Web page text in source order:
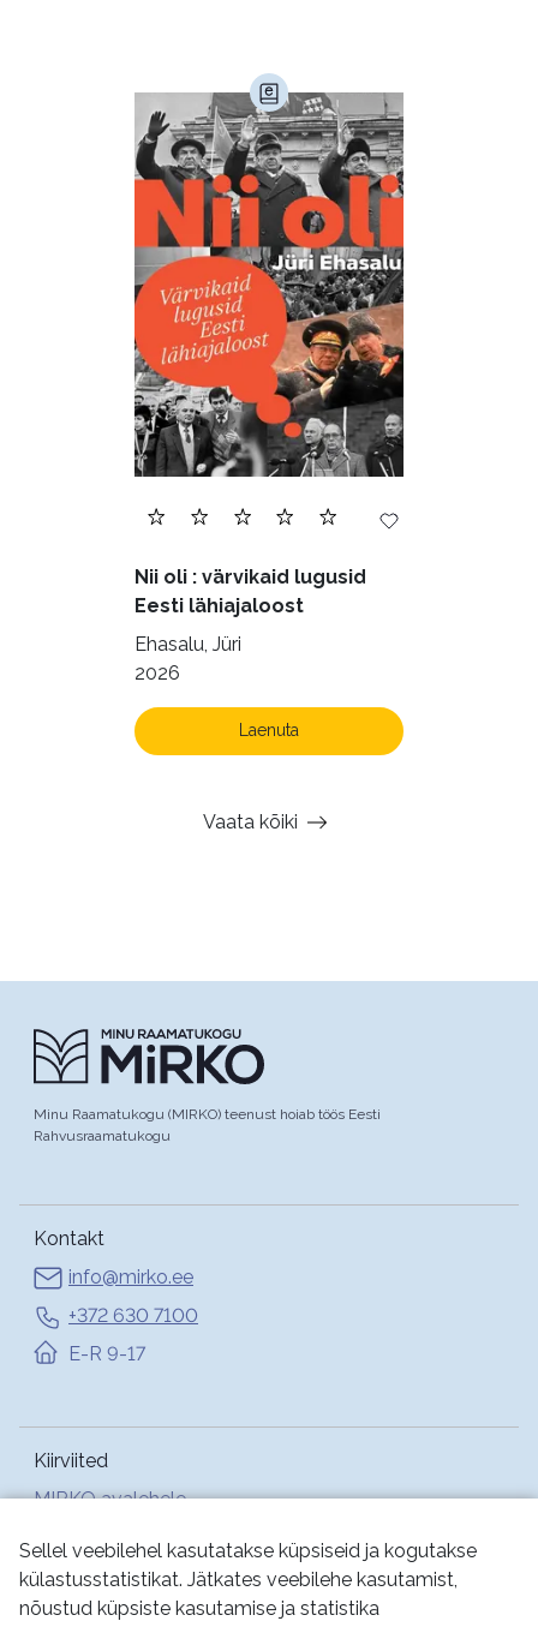
Sellel veebilehel kasutatakse küpsiseid ja kogutakse
külastusstatistikat. Jätkates veebilehe kasutamist,
nõustud küpsiste kasutamise ja statistika
Nii oli : värvikaid lugusid
Eesti lähiajaloost
Ehasalu, Jüri
2026
Laenuta
Vaata kõiki
Minu Raamatukogu (MIRKO) teenust hoiab töös Eesti
Rahvusraamatukogu
Kontakt
info@mirko.ee
+372 630 7100
E-R 9-17
Kiirviited
MIRKO avalehele
Abi